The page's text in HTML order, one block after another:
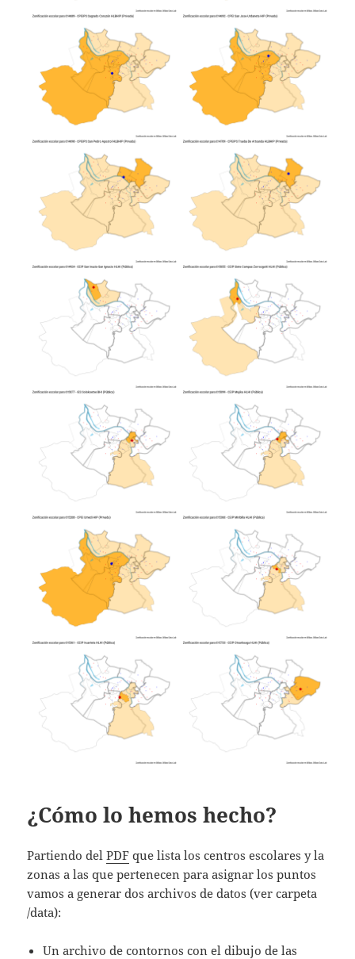
¿Cómo lo hemos hecho?
Partiendo delPDF que lista los centros escolares y la
zonas a las que pertenecen para asignar los puntos
vamos a generar dos archivos de datos (ver carpeta
/data):
Un archivo de contornos con el dibujo de las